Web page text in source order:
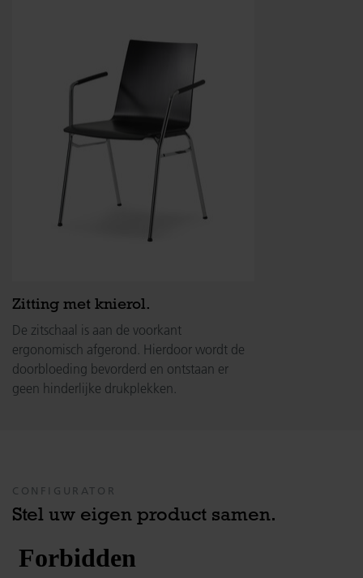
Zitting met knierol.
De zitschaal is aan de voorkant
ergonomisch afgerond. Hierdoor wordt de
doorbloeding bevorderd en ontstaan er
geen hinderlijke drukplekken.
CONFIGURATOR
Stel uw eigen product samen.